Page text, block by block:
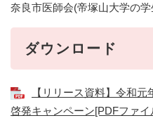
奈良市医師会(帝塚山大学の
ダウンロード
【リリース資料】令和
啓発キャンペーン[PDFファイ